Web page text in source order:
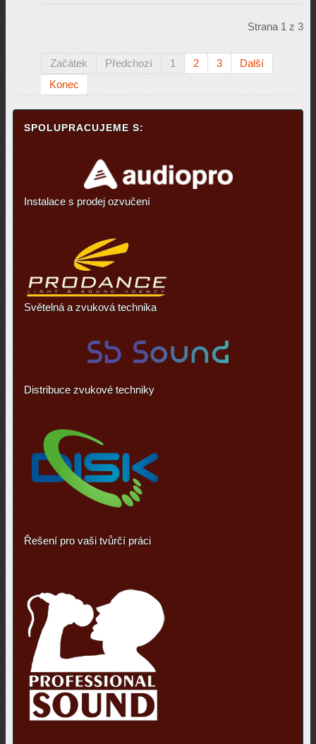
Strana 1 z 3
Začátek Předchozí 1 2 3
Další
Konec
SPOLUPRACUJEME S:
Instalace s prodej ozvučení
Světelná a zvuková technika
Distribuce zvukové techniky
Řešení pro vaši tvůrčí práci